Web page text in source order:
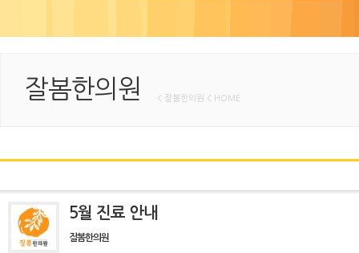
잘봄한의원 < 잘봄한의원 < HOME
5월 진료 안내
잘봄한의원